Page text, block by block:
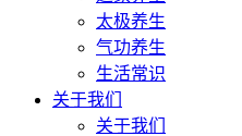
太极养生
气功养生
生活常识
关于我们
关于我们